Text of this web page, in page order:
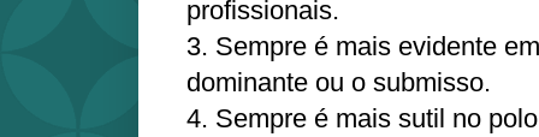
profissionais.
3. Sempre é mais evidente
dominante ou o submisso.
4. Sempre é mais sutil no